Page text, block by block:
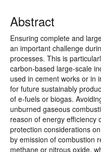
Abstract
Ensuring complete and
an important challenge
processes. This is
carbon-based large-scale
used in cement works or in
for future sustainably
of e-fuels or biogas.
unburned gaseous
reason of energy efficiency
protection considerations
by emission of combustion
methane or nitrous oxide,